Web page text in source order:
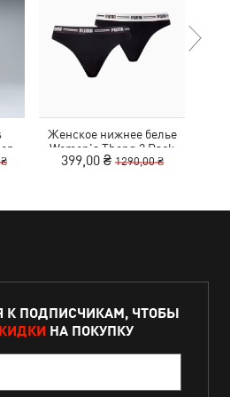
Женское нижнее белье
Women's Thong 2 Pack
399,00 ₴ 1290,00 ₴
К ПОДПИСЧИКАМ, ЧТОБЫ
НА ПОКУПКУ